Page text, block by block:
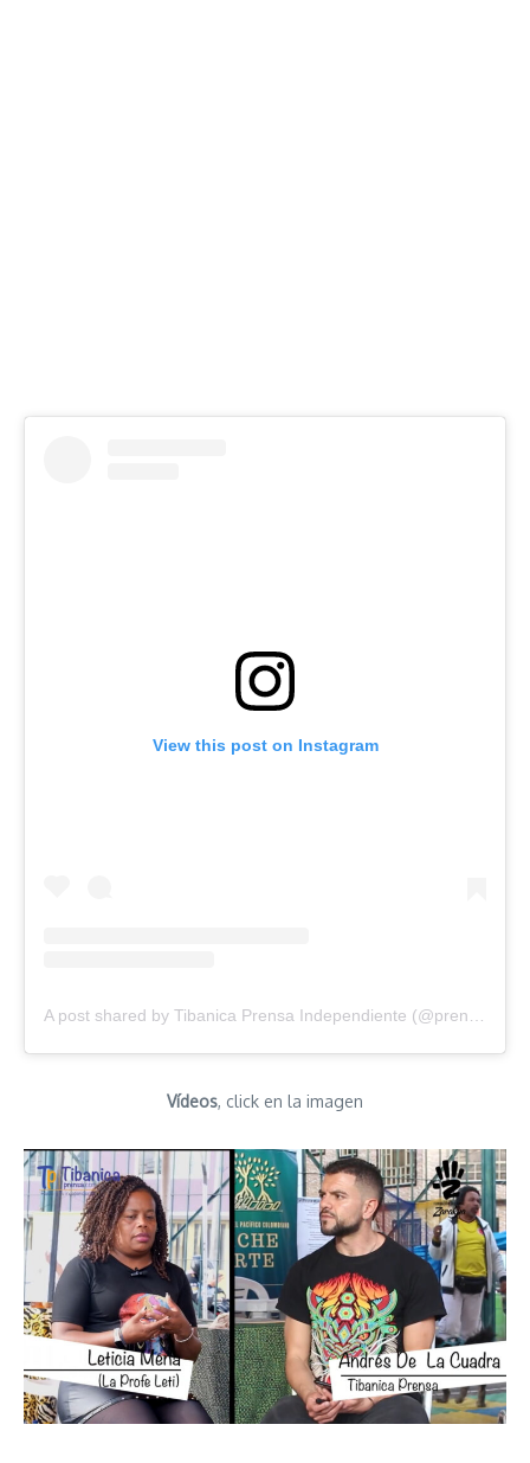
View this post on Instagram
A post shared by Tibanica Prensa Independiente (@prensatibanica)
Vídeos, click en la imagen